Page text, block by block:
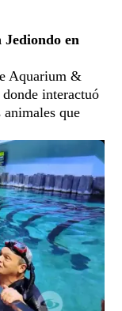
en
Aquarium &
interactuó
que